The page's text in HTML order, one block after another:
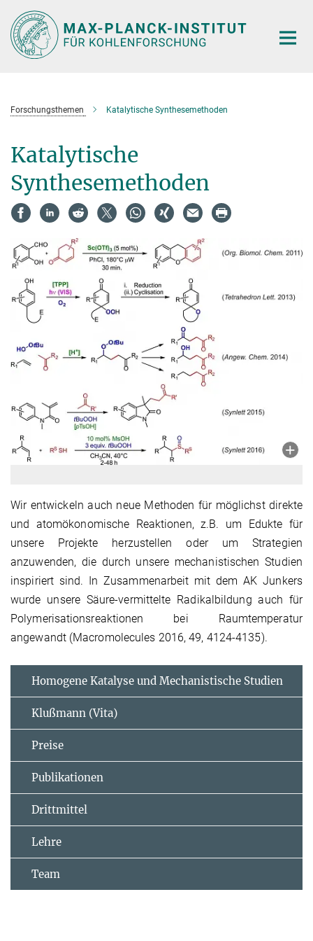
Hauptinhalt
Forschungsthemen Katalytische Synthesemethoden
Katalytische
Synthesemethoden
Wir entwickeln auch neue Methoden für möglichst direkte
und atomökonomische Reaktionen, z.B. um Edukte für
unsere Projekte herzustellen oder um Strategien
anzuwenden, die durch unsere mechanistischen Studien
inspiriert sind. In Zusammenarbeit mit dem AK Junkers
wurde unsere Säure-vermittelte Radikalbildung auch für
Polymerisationsreaktionen bei Raumtemperatur
angewandt (Macromolecules 2016, 49, 4124-4135).
Homogene Katalyse und Mechanistische Studien
Klußmann (Vita)
Preise
Publikationen
Drittmittel
Lehre
Team